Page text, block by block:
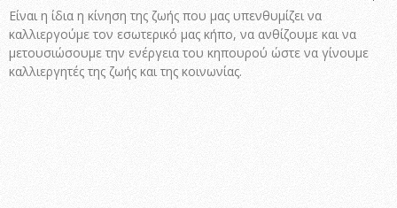
Είναι η ίδια η κίνηση της ζωής που μας υπενθυμίζει να
καλλιεργούμε τον εσωτερικό μας κήπο, να ανθίζουμε και να
μετουσιώσουμε την ενέργεια του κηπουρού ώστε να γίνουμε
καλλιεργητές της ζωής και της κοινωνίας.